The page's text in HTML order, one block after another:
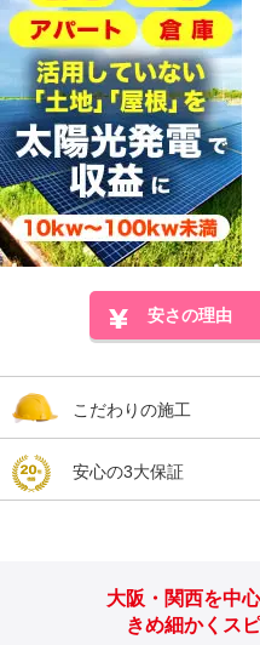
安さの理由
こだわりの施工
安心の3大保証
大阪・関西を中
きめ細かくス